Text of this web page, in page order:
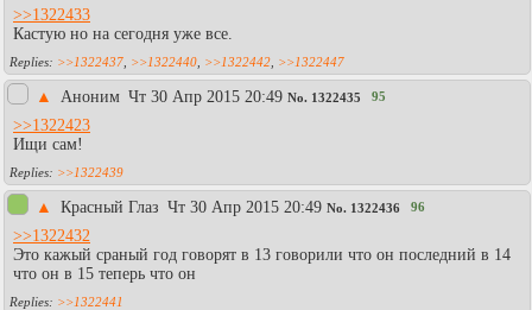
>>1322433
Кастую но на сегодня уже все.
>>1322437 >>1322440 >>1322442 >>1322447
▲ Аноним Чт 30 Апр 2015 20:49 No. 1322435 95
>>1322423
Ищи сам!
>>1322439
▲ Красный Глаз Чт 30 Апр 2015 20:49 No. 1322436 96
>>1322432
Это кажый сраный год говорят в 13 говорили что он последний в 14
что он в 15 теперь что он
>>1322441